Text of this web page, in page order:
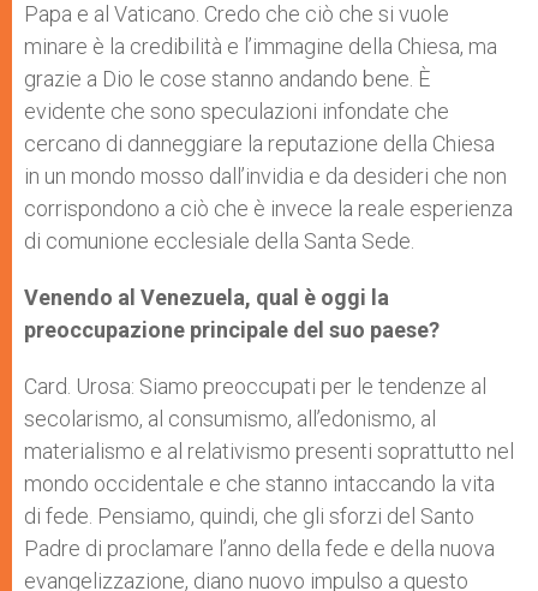
Papa e al Vaticano. Credo che ciò che si vuole
minare è la credibilità e l’immagine della Chiesa, ma
grazie a Dio le cose stanno andando bene. È
evidente che sono speculazioni infondate che
cercano di danneggiare la reputazione della Chiesa
in un mondo mosso dall’invidia e da desideri che non
corrispondono a ciò che è invece la reale esperienza
di comunione ecclesiale della Santa Sede.
Venendo al Venezuela, qual è oggi la
preoccupazione principale del suo paese?
Card. Urosa: Siamo preoccupati per le tendenze al
secolarismo, al consumismo, all’edonismo, al
materialismo e al relativismo presenti soprattutto nel
mondo occidentale e che stanno intaccando la vita
di fede. Pensiamo, quindi, che gli sforzi del Santo
Padre di proclamare l’anno della fede e della nuova
evangelizzazione, diano nuovo impulso a questo